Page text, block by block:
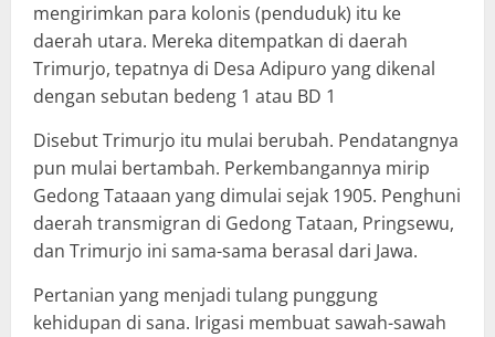
mengirimkan para kolonis (penduduk) itu ke
daerah utara. Mereka ditempatkan di daerah
Trimurjo, tepatnya di Desa Adipuro yang dikenal
dengan sebutan bedeng 1 atau BD 1
Disebut Trimurjo itu mulai berubah. Pendatangnya
pun mulai bertambah. Perkembangannya mirip
Gedong Tataaan yang dimulai sejak 1905. Penghuni
daerah transmigran di Gedong Tataan, Pringsewu,
dan Trimurjo ini sama-sama berasal dari Jawa.
Pertanian yang menjadi tulang punggung
kehidupan di sana. Irigasi membuat sawah-sawah